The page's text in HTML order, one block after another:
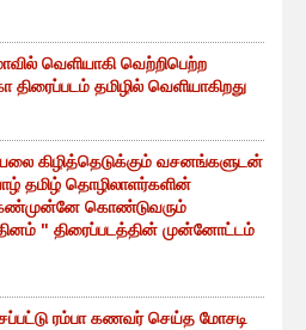
வெளியாகி வெற்றிபெற்ற
திரைப்படம் தமிழில் வெளியாகிறது
கிழித்தெடுக்கும் வசனங்களுடன்
தமிழ் தொழிலாளர்களின்
கொண்டுவரும்
" திரைப்படத்தின் முன்னோட்டம்
ரம்பா கணவர் செய்த மோசடி